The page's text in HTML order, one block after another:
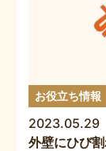
お役立ち情報
2023.05.29
外壁にひび